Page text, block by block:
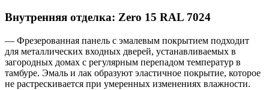
Внутренняя отделка: Zero 15 RAL 7024
— Фрезерованная панель с эмалевым покрытием подходит
для металлических входных дверей, устанавливаемых в
загородных домах с регулярным перепадом температур в
тамбуре. Эмаль и лак образуют эластичное покрытие, которое
не растрескивается при умеренных изменениях влажности.